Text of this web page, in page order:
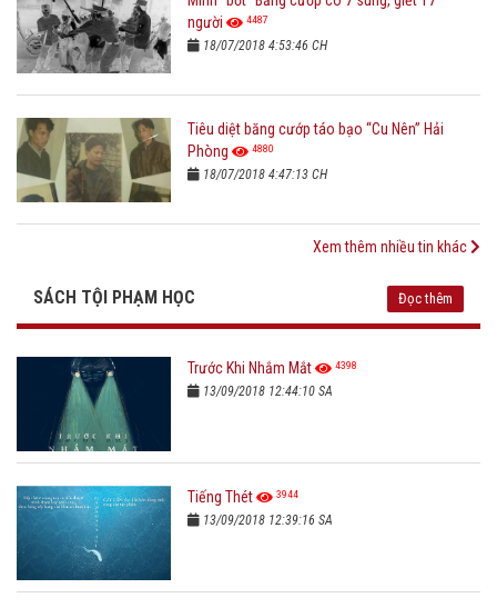
người
4487
18/07/2018 4:53:46 CH
Tiêu diệt băng cướp táo bạo “Cu Nên” Hải
Phòng
4880
18/07/2018 4:47:13 CH
Xem thêm nhiều tin khác
SÁCH TỘI PHẠM HỌC Đọc thêm
Trước Khi Nhắm Mắt 4398
13/09/2018 12:44:10 SA
Tiếng Thét 3944
13/09/2018 12:39:16 SA